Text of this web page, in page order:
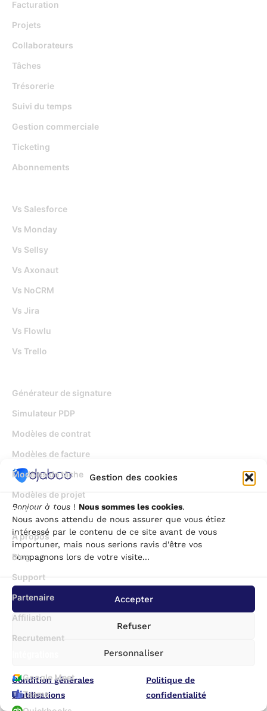
Gestion des cookies
Bonjour à tous ! Nous sommes les cookies.
Nous avons attendu de nous assurer que vous étiez
intéressé par le contenu de ce site avant de vous
importuner, mais nous serions ravis d'être vos
compagnons lors de votre visite...
Accepter
Refuser
Personnaliser
Condition générales
d’utilisations
Politique de
confidentialité
Facturation
Projets
Collaborateurs
Tâches
Trésorerie
Suivi du temps
Gestion commerciale
Ticketing
Abonnements
Vs Salesforce
Vs Monday
Vs Sellsy
Vs Axonaut
Vs NoCRM
Vs Jira
Vs Flowlu
Vs Trello
Générateur de signature
Simulateur PDP
Modèles de contrat
Modèles de facture
Modèles de tâche
Modèles de projet
Ressources
A propos
Blog
Support
Partenaire
Affiliation
Recrutement
Google Meet
Teams